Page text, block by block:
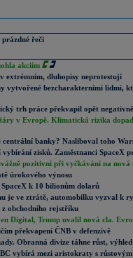
řeči
akciím
extrémním, dluhopisy neprotestují
vytvořené bezcharakterními lidmi,
trh práce překvapil opět negativně
v Evropě. Klimatická rizika
centrální banky? Nasliboval toho
zisků. Zaměstnanci SpaceX
pozitivní při vyčkávání na nová
úrokového výnosu
k 10 bilionům dolarů
je ve ztrátě, automobilku vyzval k
obchodního rejstříku
Digital, Trump uvalil nová cla.
překvapení ČNB v defenzivě
Obranná divize táhne růst,
vybírá mezi aristokraty s